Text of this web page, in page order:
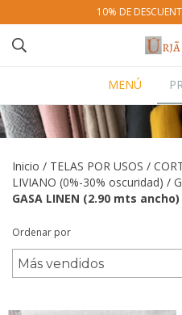
10% DE
MENÚ
Inicio / TELAS POR USOS /
LIVIANO (0%-30% oscuridad) /
GASA LINEN (2.90 mts ancho)
Ordenar por